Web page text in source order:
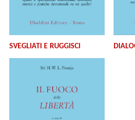
SVEGLIATI E RUGGISCI